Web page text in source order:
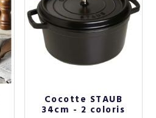
Cocotte STAUB
34cm - 2 coloris